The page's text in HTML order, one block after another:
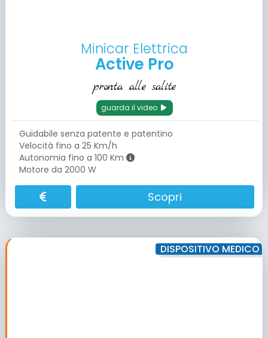
Minicar Elettrica
Active Pro
pronta alle salite
guarda il video
Guidabile senza patente e patentino
Velocità fino a 25 Km/h
Autonomia fino a 100 Km
Motore da 2000 W
Scopri
DISPOSITIVO MEDICO